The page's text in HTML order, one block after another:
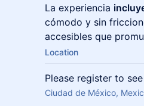
La experiencia
cómodo y sin
accesibles que
Location
Please register to
Ciudad de México,